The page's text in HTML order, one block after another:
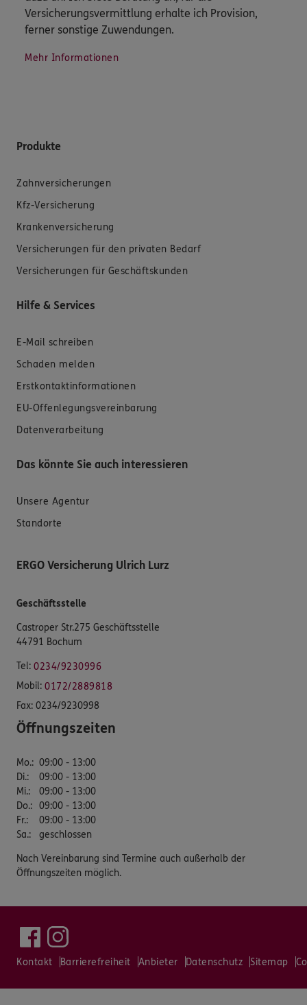
Versicherungsvermittlung erhalte ich Provision,
ferner sonstige Zuwendungen.
Mehr Informationen
Produkte
Zahnversicherungen
Kfz-Versicherung
Krankenversicherung
Versicherungen für den privaten Bedarf
Versicherungen für Geschäftskunden
Hilfe & Services
E-Mail schreiben
Schaden melden
Erstkontaktinformationen
EU-Offenlegungsvereinbarung
Datenverarbeitung
Das könnte Sie auch interessieren
Unsere Agentur
Standorte
ERGO Versicherung Ulrich Lurz
Geschäftsstelle
Castroper Str.275 Geschäftsstelle
44791 Bochum
Tel: 0234/9230996
Mobil: 0172/2889818
Fax: 0234/9230998
Öffnungszeiten
Mo.: 09:00 - 13:00
Di.:
09:00 - 13:00
Mi.:
09:00 - 13:00
Do.: 09:00 - 13:00
Fr.:
09:00 - 13:00
Sa.: geschlossen
Nach Vereinbarung sind Termine auch außerhalb der
Öffnungszeiten möglich.
Kontakt Barrierefreiheit Anbieter Datenschutz Sitemap